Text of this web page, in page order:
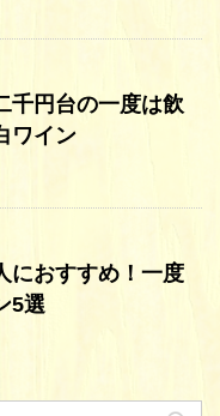
千円台の一度は飲
ワイン
におすすめ！一度
5選